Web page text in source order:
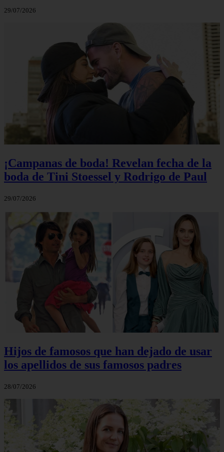
29/07/2026
¡Campanas de boda! Revelan fecha de la
boda de Tini Stoessel y Rodrigo de Paul
29/07/2026
Hijos de famosos que han dejado de usar
los apellidos de sus famosos padres
28/07/2026